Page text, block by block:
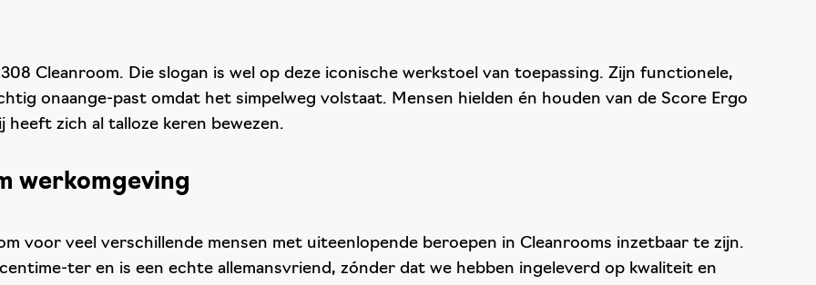
Cleanroom. Die slogan is wel op deze iconische werkstoel van toepassing. Zijn functionele,
onaange-past omdat het simpelweg volstaat. Mensen hielden én houden van de Score Ergo
heeft zich al talloze keren bewezen.
werkomgeving
voor veel verschillende mensen met uiteenlopende beroepen in Cleanrooms inzetbaar te zijn.
ter en is een echte allemansvriend, zónder dat we hebben ingeleverd op kwaliteit en